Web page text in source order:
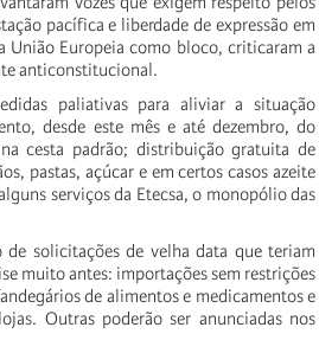
pacífica e liberdade de expressão em
União Europeia como bloco, criticaram a
anticonstitucional.
paliativas para aliviar a situação
desde este mês e até dezembro, do
cesta padrão; distribuição gratuita de
pastas, açúcar e em certos casos azeite
serviços da Etecsa, o monopólio das
de solicitações de velha data que teriam
muito antes: importações sem restrições
de alimentos e medicamentos e
Outras poderão ser anunciadas nos